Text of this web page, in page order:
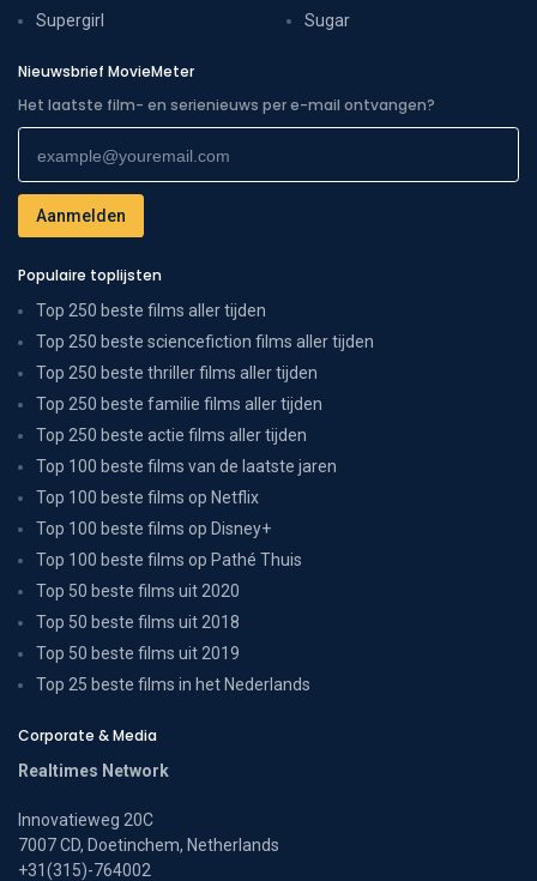
Supergirl
Sugar
Nieuwsbrief MovieMeter
Het laatste film- en serienieuws per e-mail ontvangen?
Populaire toplijsten
Top 250 beste films aller tijden
Top 250 beste sciencefiction films aller tijden
Top 250 beste thriller films aller tijden
Top 250 beste familie films aller tijden
Top 250 beste actie films aller tijden
Top 100 beste films van de laatste jaren
Top 100 beste films op Netflix
Top 100 beste films op Disney+
Top 100 beste films op Pathé Thuis
Top 50 beste films uit 2020
Top 50 beste films uit 2018
Top 50 beste films uit 2019
Top 25 beste films in het Nederlands
Corporate & Media
Realtimes Network
Innovatieweg 20C
7007 CD, Doetinchem, Netherlands
+31(315)-764002